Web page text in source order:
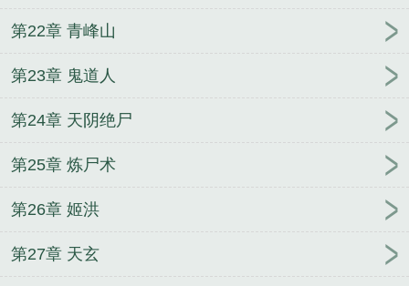
第22章 青峰山
第23章 鬼道人
第24章 天阴绝尸
第25章 炼尸术
第26章 姬洪
第27章 天玄